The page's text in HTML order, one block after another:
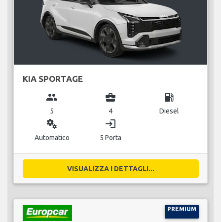
KIA SPORTAGE
group
5
business_center
4
local_gas_station
Diesel
miscellaneous_services
Automatico
login
5 Porta
VISUALIZZA I DETTAGLI...
PREMIUM